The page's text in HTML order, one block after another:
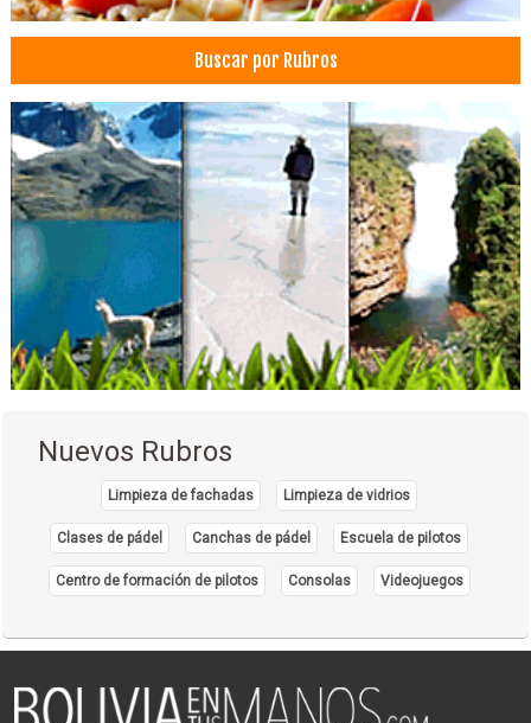
Buscar por Rubros
Nuevos Rubros
Limpieza de fachadas Limpieza de vidrios
Clases de pádel Canchas de pádel Escuela de pilotos
Centro de formación de pilotos Consolas Videojuegos